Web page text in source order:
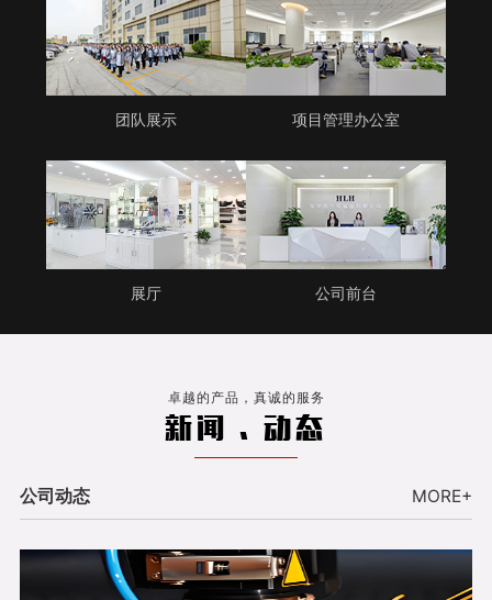
团队展示 项目管理办公室
展厅 公司前台
卓越的产品，真诚的服务
新闻 . 动态
公司动态 MORE+